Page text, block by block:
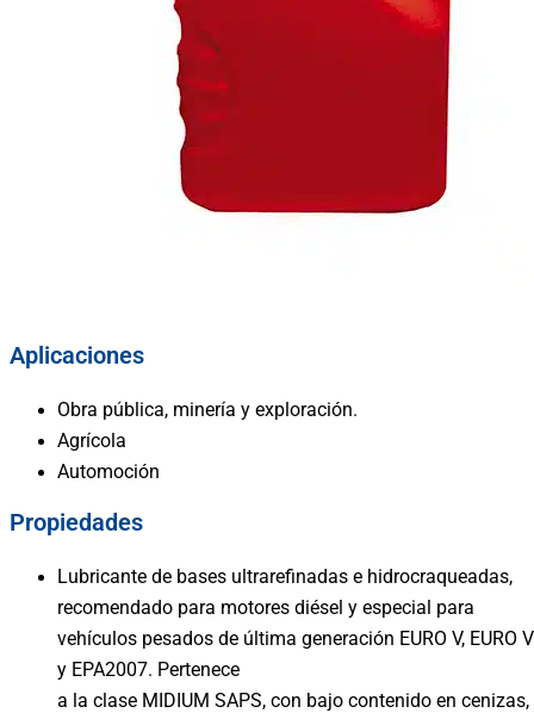
Aplicaciones
Obra pública, minería y exploración.
Agrícola
Automoción
Propiedades
Lubricante de bases ultrarefinadas e hidrocraqueadas,
recomendado para motores diésel y especial para
vehículos pesados de última generación EURO V, EURO
y EPA2007. Pertenece
a la clase MIDIUM SAPS, con bajo contenido en cenizas,